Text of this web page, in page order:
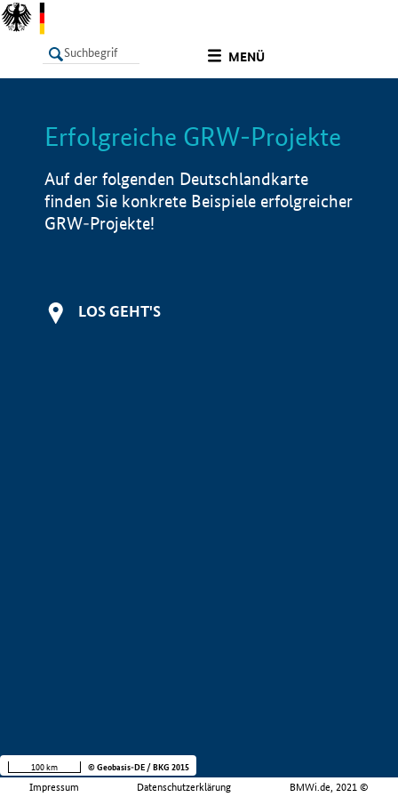
MENÜ
LISTE Info
Erfolgreiche GRW-Projekte
Auf der folgenden Deutschlandkarte
finden Sie konkrete Beispiele erfolgreicher
GRW-Projekte!
LOS GEHT'S
Impressum Datenschutzerklärung BMWi.de, 2021 ©
100 km © Geobasis-DE / BKG 2015